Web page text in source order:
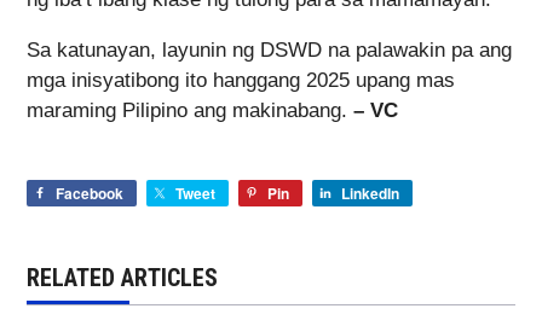
Sa katunayan, layunin ng DSWD na palawakin pa ang
mga inisyatibong ito hanggang 2025 upang mas
maraming Pilipino ang makinabang. – VC
Facebook Tweet Pin LinkedIn
RELATED ARTICLES